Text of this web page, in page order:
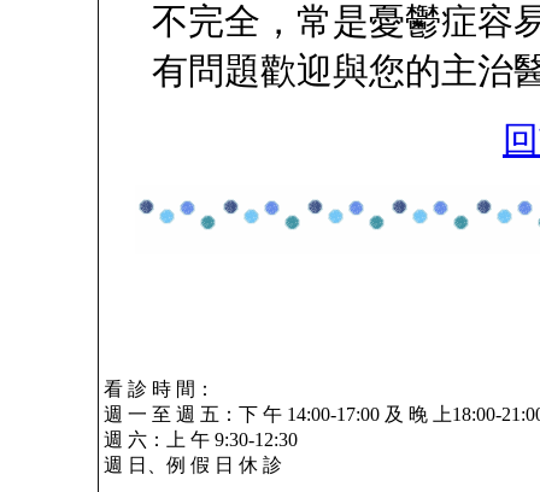
不完全，常是憂鬱症容
有問題歡迎與您的主治
看 診 時 間：
週 一 至 週 五：下 午 14:00-17:00 及 晚 上18:00-
週 六：上 午 9:30-12:30
週 日、例 假 日 休 診